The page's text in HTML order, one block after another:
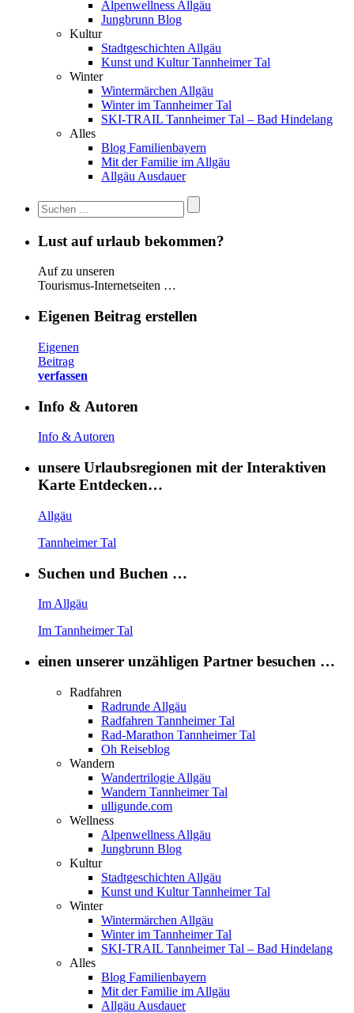
Alpenwellness Allgäu
Jungbrunn Blog
Kultur
Stadtgeschichten Allgäu
Kunst und Kultur Tannheimer Tal
Winter
Wintermärchen Allgäu
Winter im Tannheimer Tal
SKI-TRAIL Tannheimer Tal – Bad Hindelang
Alles
Blog Familienbayern
Mit der Familie im Allgäu
Allgäu Ausdauer
Lust auf urlaub bekommen?
Auf zu unseren
Tourismus-Internetseiten …
Eigenen Beitrag erstellen
Eigenen
Beitrag
verfassen
Info & Autoren
Info & Autoren
unsere Urlaubsregionen mit der Interaktiven
Karte Entdecken…
Allgäu
Tannheimer Tal
Suchen und Buchen …
Im Allgäu
Im Tannheimer Tal
einen unserer unzähligen Partner besuchen …
Radfahren
Radrunde Allgäu
Radfahren Tannheimer Tal
Rad-Marathon Tannheimer Tal
Oh Reiseblog
Wandern
Wandertrilogie Allgäu
Wandern Tannheimer Tal
ulligunde.com
Wellness
Alpenwellness Allgäu
Jungbrunn Blog
Kultur
Stadtgeschichten Allgäu
Kunst und Kultur Tannheimer Tal
Winter
Wintermärchen Allgäu
Winter im Tannheimer Tal
SKI-TRAIL Tannheimer Tal – Bad Hindelang
Alles
Blog Familienbayern
Mit der Familie im Allgäu
Allgäu Ausdauer